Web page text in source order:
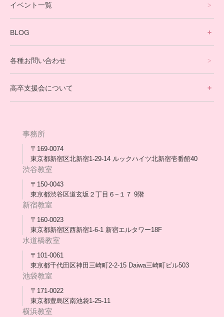
英会話・海外留学コース
寮生活サポート
卒業生の今
[家庭訪問カウンセリング]
イベント一覧
BLOG
保護者交流だより一覧
会長コラム一覧
各種お問い合わせ
高卒支援会について
メディア出演
スタッフ紹介
合格・進路実績
協力団体
理事長・会長あいさつ
保護者会
採用情報
事務所
〒169-0074
東京都新宿区北新宿1-29-14 ルックハイツ北新宿壱番館40
渋谷教室
〒150-0043
東京都渋谷区道玄坂２丁目６−１７ 9階
新宿教室
〒160-0023
東京都新宿区西新宿1-6-1 新宿エルタワー18F
水道橋教室
〒101-0061
東京都千代田区神田三崎町2-2-15 Daiwa三崎町ビル503
池袋教室
〒171-0022
東京都豊島区南池袋1-25-11
横浜教室